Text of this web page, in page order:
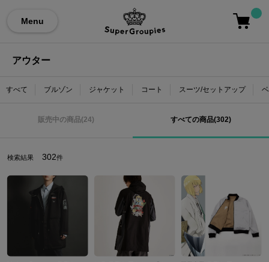
Menu
アウター
すべて ブルゾン ジャケット コート スーツ/セットアップ
販売中の商品(24) すべての商品(302)
検索結果 302件